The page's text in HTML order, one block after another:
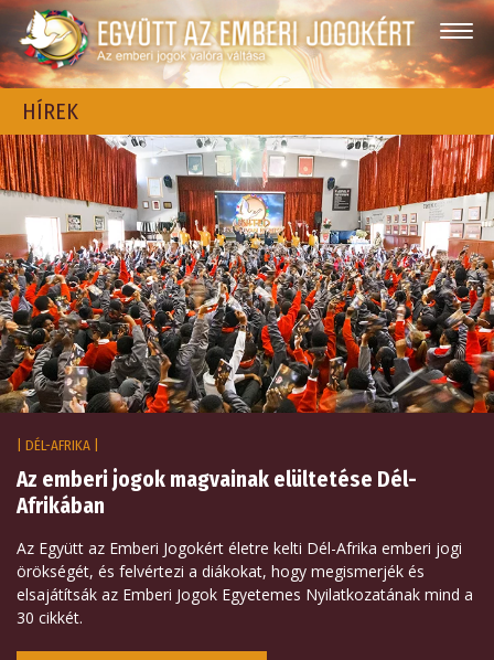
HÍREK
| DÉL-AFRIKA |
Az emberi jogok magvainak elültetése Dél-
Afrikában
Az Együtt az Emberi Jogokért életre kelti Dél-Afrika emberi jogi
örökségét, és felvértezi a diákokat, hogy megismerjék és
elsajátítsák az Emberi Jogok Egyetemes Nyilatkozatának mind a
30 cikkét.